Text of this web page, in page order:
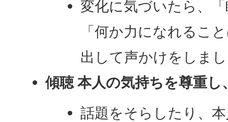
変化に気づいたら、
「何か力になれるこ
出して声かけをしま
傾聴 本人の気持ちを尊重し
話題をそらしたり、